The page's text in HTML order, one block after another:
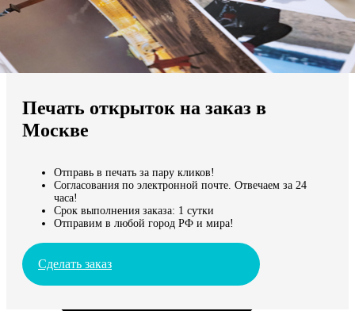
Мы доставляем по всему миру
Продолжить без города
Печать открыток на заказ в
Москве
Отправь в печать за пару кликов!
Согласования по электронной почте. Отвечаем за 24
часа!
Срок выполнения заказа: 1 сутки
Отправим в любой город РФ и мира!
Сделать заказ